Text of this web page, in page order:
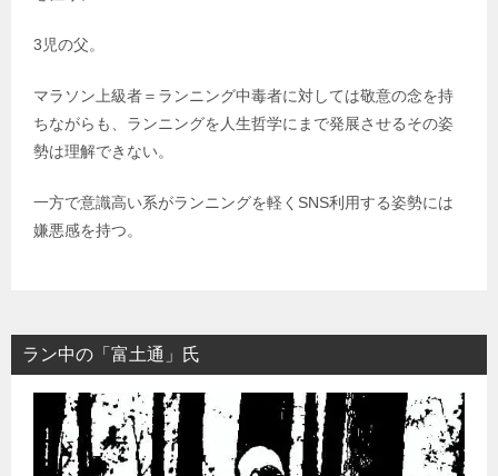
3児の父。
マラソン上級者＝ランニング中毒者に対しては敬意の念を持
ちながらも、ランニングを人生哲学にまで発展させるその姿
勢は理解できない。
一方で意識高い系がランニングを軽くSNS利用する姿勢には
嫌悪感を持つ。
ラン中の「富土通」氏